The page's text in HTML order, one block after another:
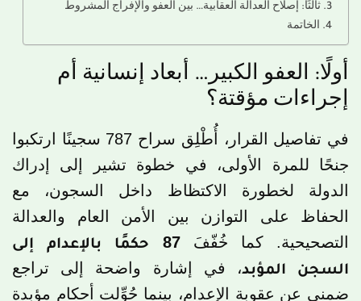
ثالثًا: إصلاح العدالة العقابية… بين العفو والإفراج المشروط
الخاتمة
أولًا: العفو الكبير… أبعاد إنسانية أم
إجراءات مؤقتة؟
في تفاصيل القرار، أُطْلِق سراح 787 سجينًا ارتكبوا
جنحًا للمرة الأولى، في خطوة تشير إلى إدراك
الدولة لخطورة الاكتظاظ داخل السجون، مع
الحفاظ على التوازن بين الأمن العام والعدالة
التصحيحية. كما خُفّفَ87
حكمًا بالإعدام إلى
السجن المؤبد، في إشارة واضحة إلى تراجع
ضمني عن عقوبة الإعدام، بينما حُوِّلت أحكام مؤبدة